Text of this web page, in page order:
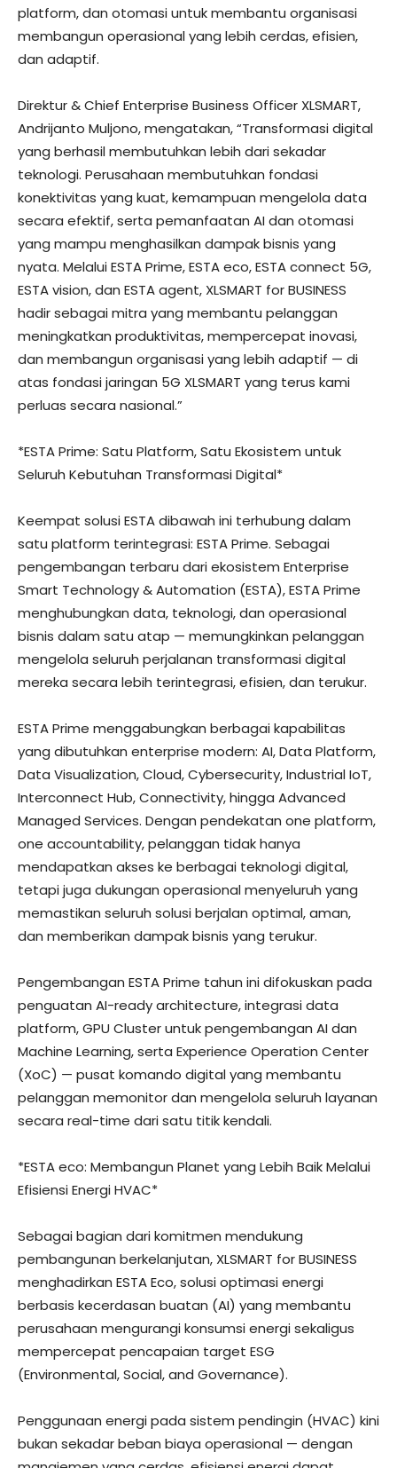
platform, dan otomasi untuk membantu organisasi
membangun operasional yang lebih cerdas, efisien,
dan adaptif.
Direktur & Chief Enterprise Business Officer XLSMART,
Andrijanto Muljono, mengatakan, “Transformasi digital
yang berhasil membutuhkan lebih dari sekadar
teknologi. Perusahaan membutuhkan fondasi
konektivitas yang kuat, kemampuan mengelola data
secara efektif, serta pemanfaatan AI dan otomasi
yang mampu menghasilkan dampak bisnis yang
nyata. Melalui ESTA Prime, ESTA eco, ESTA connect 5G,
ESTA vision, dan ESTA agent, XLSMART for BUSINESS
hadir sebagai mitra yang membantu pelanggan
meningkatkan produktivitas, mempercepat inovasi,
dan membangun organisasi yang lebih adaptif — di
atas fondasi jaringan 5G XLSMART yang terus kami
perluas secara nasional.”
*ESTA Prime: Satu Platform, Satu Ekosistem untuk
Seluruh Kebutuhan Transformasi Digital*
Keempat solusi ESTA dibawah ini terhubung dalam
satu platform terintegrasi: ESTA Prime. Sebagai
pengembangan terbaru dari ekosistem Enterprise
Smart Technology & Automation (ESTA), ESTA Prime
menghubungkan data, teknologi, dan operasional
bisnis dalam satu atap — memungkinkan pelanggan
mengelola seluruh perjalanan transformasi digital
mereka secara lebih terintegrasi, efisien, dan terukur.
ESTA Prime menggabungkan berbagai kapabilitas
yang dibutuhkan enterprise modern: AI, Data Platform,
Data Visualization, Cloud, Cybersecurity, Industrial IoT,
Interconnect Hub, Connectivity, hingga Advanced
Managed Services. Dengan pendekatan one platform,
one accountability, pelanggan tidak hanya
mendapatkan akses ke berbagai teknologi digital,
tetapi juga dukungan operasional menyeluruh yang
memastikan seluruh solusi berjalan optimal, aman,
dan memberikan dampak bisnis yang terukur.
Pengembangan ESTA Prime tahun ini difokuskan pada
penguatan AI-ready architecture, integrasi data
platform, GPU Cluster untuk pengembangan AI dan
Machine Learning, serta Experience Operation Center
(XoC) — pusat komando digital yang membantu
pelanggan memonitor dan mengelola seluruh layanan
secara real-time dari satu titik kendali.
*ESTA eco: Membangun Planet yang Lebih Baik Melalui
Efisiensi Energi HVAC*
Sebagai bagian dari komitmen mendukung
pembangunan berkelanjutan, XLSMART for BUSINESS
menghadirkan ESTA Eco, solusi optimasi energi
berbasis kecerdasan buatan (AI) yang membantu
perusahaan mengurangi konsumsi energi sekaligus
mempercepat pencapaian target ESG
(Environmental, Social, and Governance).
Penggunaan energi pada sistem pendingin (HVAC) kini
bukan sekadar beban biaya operasional — dengan